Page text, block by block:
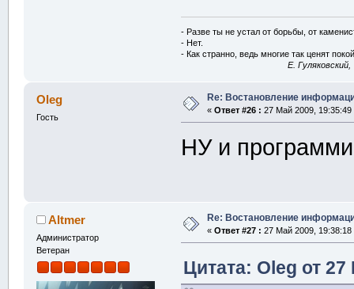
- Разве ты не устал от борьбы, от
- Нет.
- Как странно, ведь многие так ценят
E.
Oleg
Гость
Re: Востановление
« Ответ #26 : 27 Май 2009, 19:35:49
НУ и
Altmer
Администратор
Ветеран
Re: Востановление
« Ответ #27 : 27 Май 2009, 19:38:18
Цитата: Oleg от